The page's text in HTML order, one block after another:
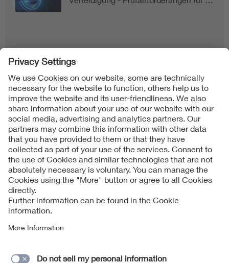
Follow us on
Imprint + Liability
Cookies Notice